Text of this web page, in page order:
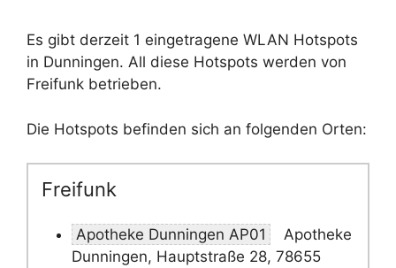
Es gibt derzeit 1 eingetragene WLAN Hotspots
in Dunningen. All diese Hotspots werden von
Freifunk betrieben.
Die Hotspots befinden sich an folgenden Orten:
Freifunk
Apotheke Dunningen AP01
Apotheke
Dunningen, Hauptstraße 28, 78655